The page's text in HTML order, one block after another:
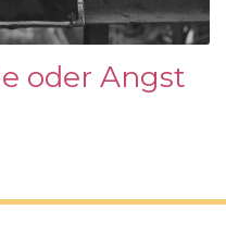
oder Angst